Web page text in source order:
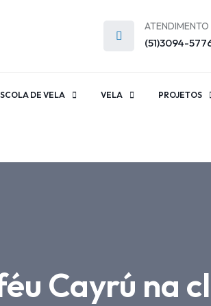
ATENDIMENTO
(51)3094-
DE VELA VELA PROJETOS
Cayrú na